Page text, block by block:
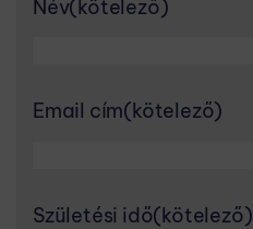
Név(kötelező)
Email cím(kötelező)
Születési idő(kötelező)